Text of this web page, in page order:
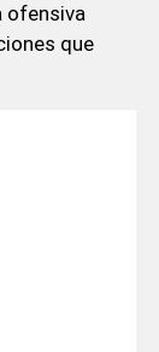
ofensiva
que